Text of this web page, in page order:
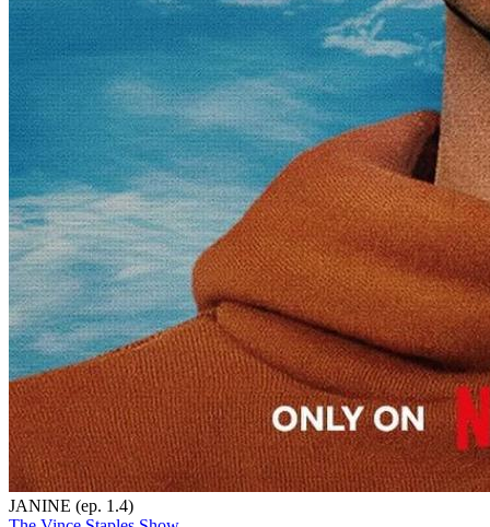
JANINE (ep. 1.4)